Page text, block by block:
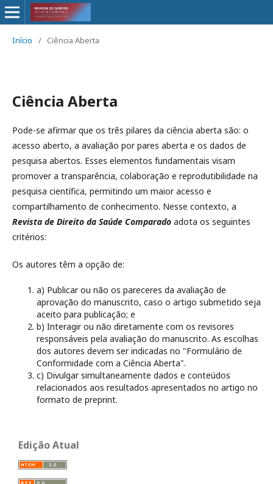
Início / Ciência Aberta
Ciência Aberta
Pode-se afirmar que os três pilares da ciência aberta são: o
acesso aberto, a avaliação por pares aberta e os dados de
pesquisa abertos. Esses elementos fundamentais visam
promover a transparência, colaboração e reprodutibilidade na
pesquisa científica, permitindo um maior acesso e
compartilhamento de conhecimento. Nesse contexto, a
Revista de Direito da Saúde Comparado adota os seguintes
critérios:
Os autores têm a opção de:
a) Publicar ou não os pareceres da avaliação de
aprovação do manuscrito, caso o artigo submetido seja
aceito para publicação; e
b) Interagir ou não diretamente com os revisores
responsáveis pela avaliação do manuscrito. As escolhas
dos autores devem ser indicadas no "Formulário de
Conformidade com a Ciência Aberta".
c) Divulgar simultaneamente dados e conteúdos
relacionados aos resultados apresentados no artigo no
formato de preprint.
Edição Atual